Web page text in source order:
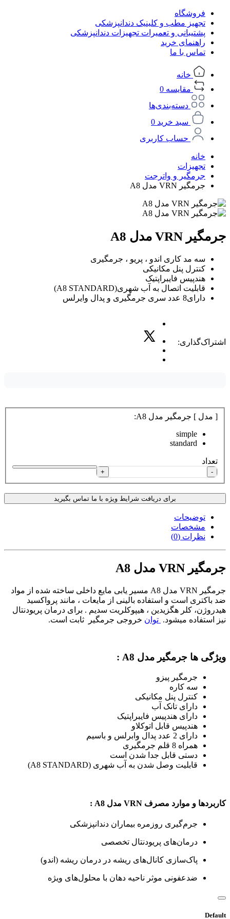
فروشگاه
تجهیز مطب و کلینیک دندانپزشکی
پشتیبانی و تعمیرات تجهیزات دندانپزشکی
راهنمای خرید
تماس با ما
خانه
مقایسه 0
دسته‌بندی‌ها
سبد خرید 0
حساب کاربری
خانه
تجهیزات
جرمگیر و واترجت
جرمگیر VRN مدل A8
جرمگیر VRN مدل A8
سه مد کاری اندو ، پریو ، جرمگیری
کنترل پنل مکانیکی
هندپیس فایبراپتیک
قابلیت اتصال به آب شهری(A8 STANDARD)
دارای8 عدد سری جرمگیری و پدال وایرلس
اشتراک‌گذاری:
[ مدل ] جرمگیر مدل A8:
simple
standard
تعداد
-
+
برای دریافت شرایط ویژه با ما تماس بگیرید
توضیحات
مشخصات
نظرات (0)
جرمگیر VRN مدل A8
جرمگیر VRN مدل A8 مسیر یابی مایع داخلی ساخته شده از مواد
ضد باکتری است و استفاده بالینی از مایعات ، مانند پرواکسید
هیدروژن، کلر هگزیدین ، هیپوکلریت سدیم . برای درمان پریودنتال
نیز استفاده میشود. توان خروجی جرمگیر ثابت است.
ویژگی ها جرمگیر مدل A8 :
جرمگیر پیزو
سه کاره
کنترل پنل مکانیکی
دارای تانک آب
دارای هندپیس فایبراپتیک
هندپیس قابل اتوکلاو
دارای 2 عدد پدال وابرلس و باسیم
همراه 8 قلم جرمگیری
دستی قابل جدا شدن است
قابلیت وصل شدن به آب شهری (A8 STANDARD)
کاربردها و موارد مصرف VRN مدل A8 :
جرم‌گیری روزمره بیماران دندانپزشکی
درمان‌های پریودنتال تخصصی
پاک‌سازی کانال‌های ریشه در درمان ریشه (اندو)
ضدعفونی موثر ناحیه دهان با محلول‌های ویژه
Default